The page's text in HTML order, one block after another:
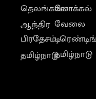
தெலங்கானா
ஆந்திர
பிரதேசம்
தமிழ்நாடு
லோக்கல்
வேலை
தமிழ்நாடு